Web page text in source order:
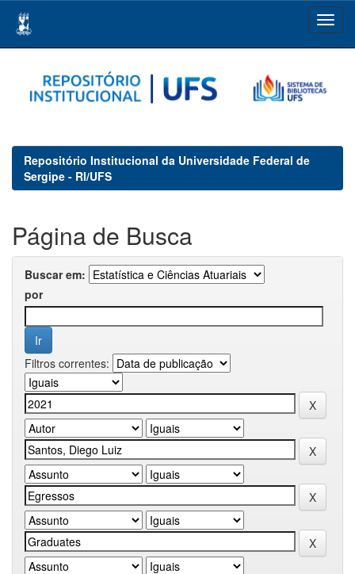
navigation
Repositório Institucional da Universidade Federal de
Sergipe - RI/UFS
Página de Busca
Buscar em:
por
Filtros correntes: